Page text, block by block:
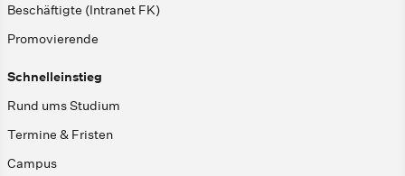
Beschäftigte (Intranet FK)
Promovierende
Schnelleinstieg
Rund ums Studium
Termine & Fristen
Campus